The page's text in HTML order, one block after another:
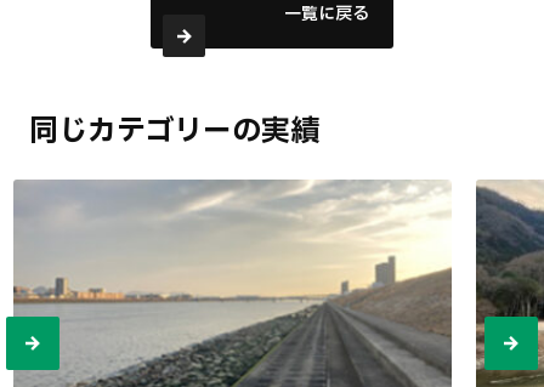
一覧に戻る
同じカテゴリーの実績